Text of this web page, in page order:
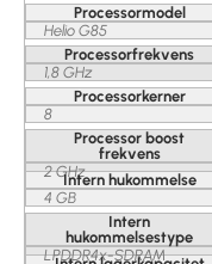
Processormodel
Helio G85
Processorfrekvens
1,8 GHz
Processorkerner
8
Processor boost
frekvens
2 GHzIntern hukommelse
4 GB
Intern
hukommelsestype
LPDDR4x-SDRAM